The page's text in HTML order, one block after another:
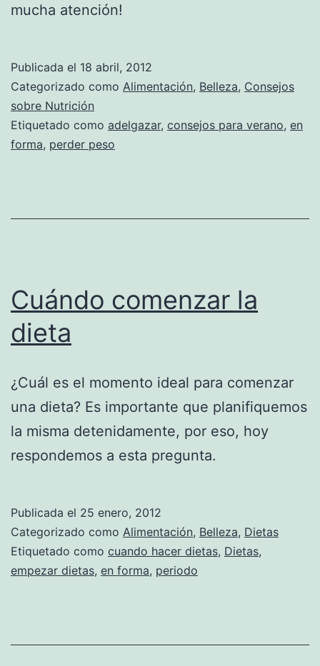
mucha atención!
Publicada el 18 abril, 2012
Categorizado como Alimentación, Belleza, Consejos
sobre Nutrición
Etiquetado como adelgazar, consejos para verano, en
forma, perder peso
Cuándo comenzar la
dieta
¿Cuál es el momento ideal para comenzar
una dieta? Es importante que planifiquemos
la misma detenidamente, por eso, hoy
respondemos a esta pregunta.
Publicada el 25 enero, 2012
Categorizado como Alimentación, Belleza, Dietas
Etiquetado como cuando hacer dietas, Dietas,
empezar dietas, en forma, periodo